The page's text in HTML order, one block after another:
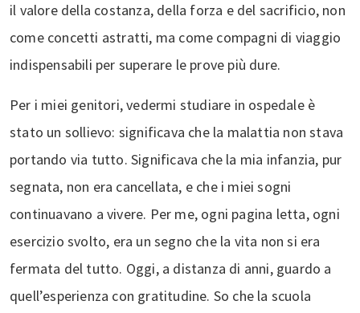
il valore della costanza, della forza e del sacrificio, non
come concetti astratti, ma come compagni di viaggio
indispensabili per superare le prove più dure.
Per i miei genitori, vedermi studiare in ospedale è
stato un sollievo: significava che la malattia non stava
portando via tutto. Significava che la mia infanzia, pur
segnata, non era cancellata, e che i miei sogni
continuavano a vivere. Per me, ogni pagina letta, ogni
esercizio svolto, era un segno che la vita non si era
fermata del tutto. Oggi, a distanza di anni, guardo a
quell’esperienza con gratitudine. So che la scuola